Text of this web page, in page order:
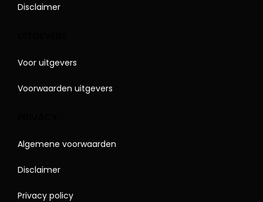
Disclaimer
Voor uitgevers
Voorwaarden uitgevers
Algemene voorwaarden
Disclaimer
Privacy policy